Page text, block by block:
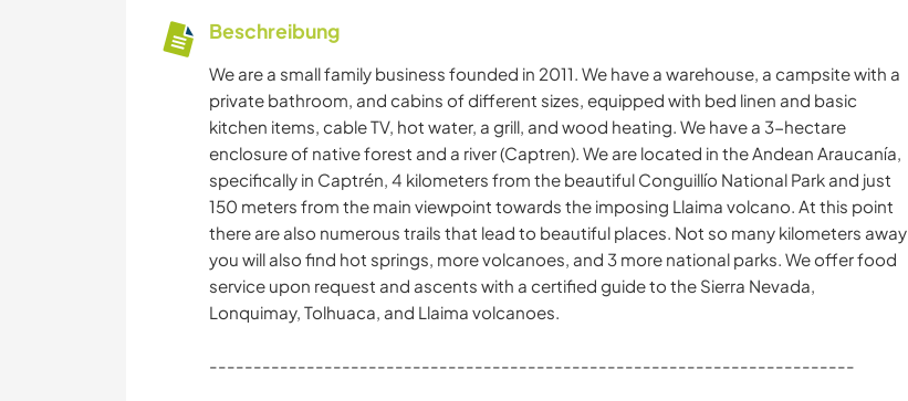
Beschreibung
We are a small family business founded in 2011. We have a warehouse, a campsite with a
private bathroom, and cabins of different sizes, equipped with bed linen and basic
kitchen items, cable TV, hot water, a grill, and wood heating. We have a 3-hectare
enclosure of native forest and a river (Captren). We are located in the Andean Araucanía,
specifically in Captrén, 4 kilometers from the beautiful Conguillío National Park and just
150 meters from the main viewpoint towards the imposing Llaima volcano. At this point
there are also numerous trails that lead to beautiful places. Not so many kilometers away
you will also find hot springs, more volcanoes, and 3 more national parks. We offer food
service upon request and ascents with a certified guide to the Sierra Nevada,
Lonquimay, Tolhuaca, and Llaima volcanoes.
-------------------------------------------------------------------------